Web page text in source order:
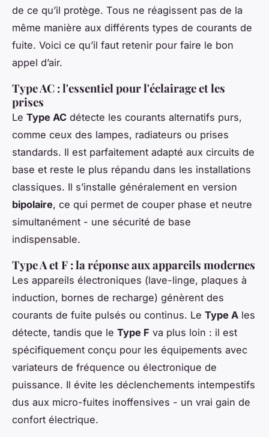
de ce qu’il protège. Tous ne réagissent pas de la
même manière aux différents types de courants de
fuite. Voici ce qu’il faut retenir pour faire le bon
appel d’air.
Type AC : l'essentiel pour l'éclairage et les
prises
Le Type AC détecte les courants alternatifs purs,
comme ceux des lampes, radiateurs ou prises
standards. Il est parfaitement adapté aux circuits de
base et reste le plus répandu dans les installations
classiques. Il s’installe généralement en version
bipolaire, ce qui permet de couper phase et neutre
simultanément - une sécurité de base
indispensable.
Type A et F : la réponse aux appareils modernes
Les appareils électroniques (lave-linge, plaques à
induction, bornes de recharge) génèrent des
courants de fuite pulsés ou continus. Le Type A les
détecte, tandis que le Type F va plus loin : il est
spécifiquement conçu pour les équipements avec
variateurs de fréquence ou électronique de
puissance. Il évite les déclenchements intempestifs
dus aux micro-fuites inoffensives - un vrai gain de
confort électrique.